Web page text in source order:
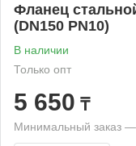
Фланец
(DN150 PN10)
В наличии
Только опт
5 650 ₸
Минимальный заказ —